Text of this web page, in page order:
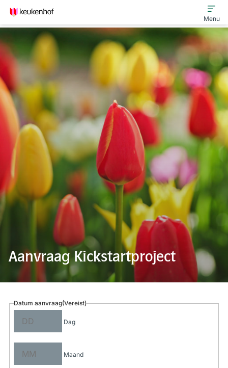
Bijeenkomsten
Keukenhof Innovatiefonds
Ondernemers in de Lead
Menu
Aanvraag Kickstartproject
Datum aanvraag(Vereist)
Dag
Maand